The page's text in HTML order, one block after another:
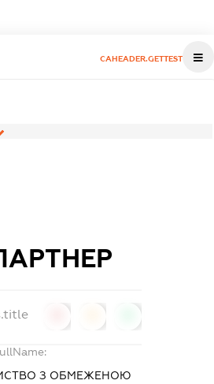
CAHEADER.GETTEST
З ОБМЕЖЕНОЮ